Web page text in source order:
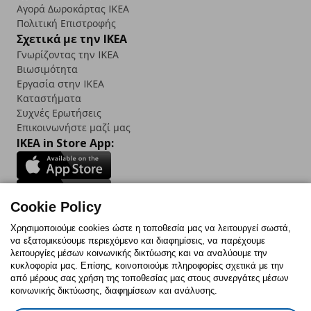
Αγορά Δωρoκάρτας IKEA
Πολιτική Επιστροφής
Σχετικά με την IKEA
Γνωρίζοντας την IKEA
Βιωσιμότητα
Εργασία στην IKEA
Καταστήματα
Συχνές Ερωτήσεις
Επικοινωνήστε μαζί μας
IKEA in Store App:
Follow us:
FacebookInstagram
TikTokYoutubePinterestTwitter
Cookie Policy
Χρησιμοποιούμε cookies ώστε η τοποθεσία μας να λειτουργεί σωστά,
να εξατομικεύουμε περιεχόμενο και διαφημίσεις, να παρέχουμε
λειτουργίες μέσων κοινωνικής δικτύωσης και να αναλύουμε την
κυκλοφορία μας. Επίσης, κοινοποιούμε πληροφορίες σχετικά με την
από μέρους σας χρήση της τοποθεσίας μας στους συνεργάτες μέσων
κοινωνικής δικτύωσης, διαφημίσεων και ανάλυσης.